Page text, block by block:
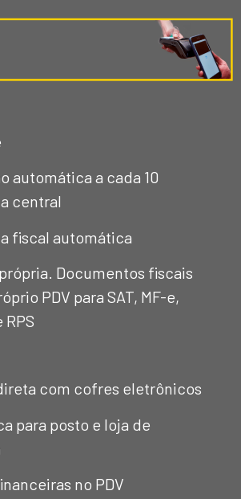
automática a cada 10
central
fiscal automática
Documentos fiscais
PDV para SAT, MF-e,
RPS
com cofres eletrônicos
para posto e loja de
no PDV